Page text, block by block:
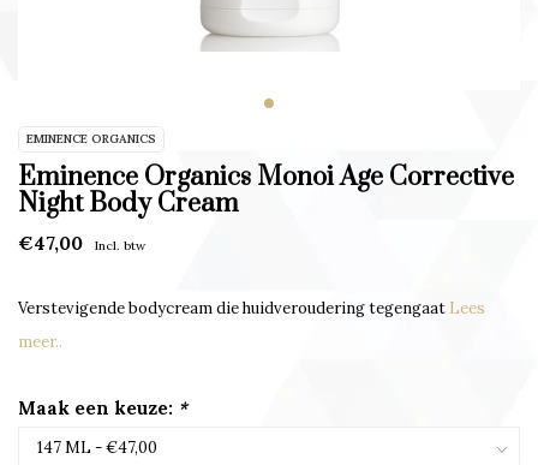
EMINENCE ORGANICS
Eminence Organics Monoi Age Corrective
Night Body Cream
€47,00 Incl. btw
Verstevigende bodycream die huidveroudering tegengaat Lees
meer..
Maak een keuze: *